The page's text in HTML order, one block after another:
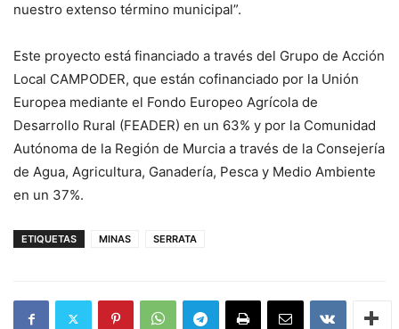
nuestro extenso término municipal”.
Este proyecto está financiado a través del Grupo de Acción
Local CAMPODER, que están cofinanciado por la Unión
Europea mediante el Fondo Europeo Agrícola de
Desarrollo Rural (FEADER) en un 63% y por la Comunidad
Autónoma de la Región de Murcia a través de la Consejería
de Agua, Agricultura, Ganadería, Pesca y Medio Ambiente
en un 37%.
ETIQUETAS MINAS SERRATA